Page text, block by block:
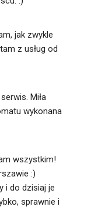
jak zwykle
z usług od
Miła
wykonana
wszystkim!
:)
i do dzisiaj je
sprawnie i